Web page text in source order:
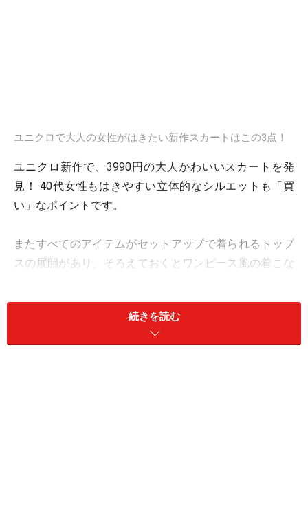
ユニクロで大人の女性がはきたい新作スカートはこの3点！
ユニクロ新作で、3990円の大人かわいいスカートを発
見！ 40代女性もはきやすい立体的なシルエットも「買
い」なポイントです。
またすべてのアイテムがセットアップで着られるトップ
スの展開があり、そろえておくとワンピース風の着こな
をご紹介します。
続きを読む